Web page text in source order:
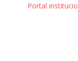
Portal